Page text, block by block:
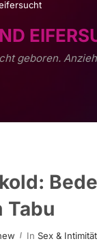
geboren.
Tabu
In Sex &